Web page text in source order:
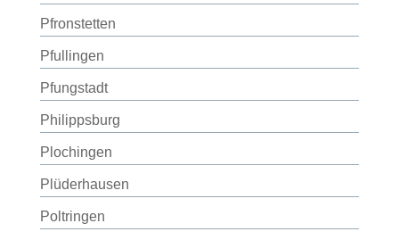
Pfronstetten
Pfullingen
Pfungstadt
Philippsburg
Plochingen
Plüderhausen
Poltringen